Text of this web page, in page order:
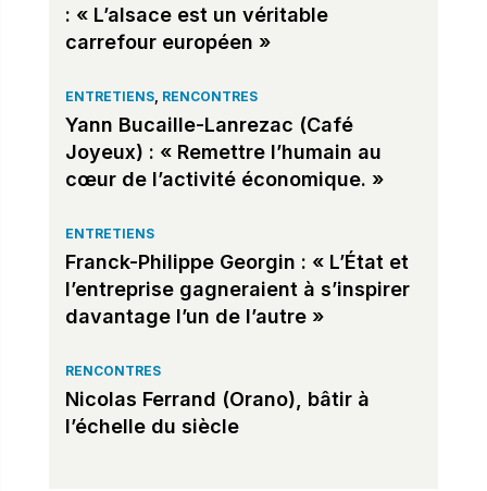
: « L’alsace est un véritable
carrefour européen »
ENTRETIENS, RENCONTRES
Yann Bucaille-Lanrezac (Café
Joyeux) : « Remettre l’humain au
cœur de l’activité économique. »
ENTRETIENS
Franck-Philippe Georgin : « L’État et
l’entreprise gagneraient à s’inspirer
davantage l’un de l’autre »
RENCONTRES
Nicolas Ferrand (Orano), bâtir à
l’échelle du siècle